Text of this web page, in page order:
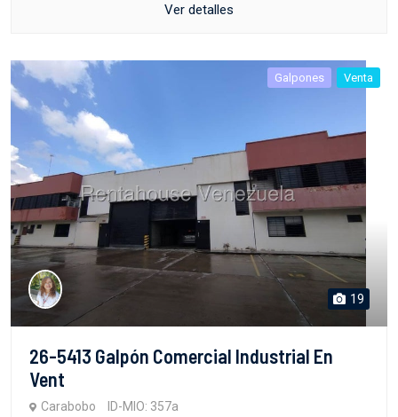
Ver detalles
Galpones Venta
19
26-5413 Galpón Comercial Industrial En
Vent
Carabobo ID-MIO: 357a